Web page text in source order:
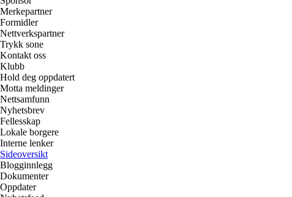
Merkepartner
Formidler
Nettverkspartner
Trykk sone
Kontakt oss
Klubb
Hold deg oppdatert
Motta meldinger
Nettsamfunn
Nyhetsbrev
Fellesskap
Lokale borgere
Interne lenker
Sideoversikt
Blogginnlegg
Dokumenter
Oppdater